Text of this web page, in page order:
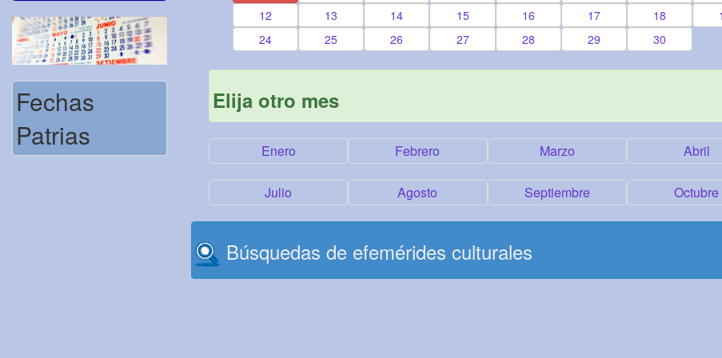
Fechas
Patrias
12
13 14 15 16 17 18
24
25 26 27 28 29 30
Elija otro mes
Enero Febrero Marzo Abril
Julio Agosto Septiembre Octubre
Búsquedas de efemérides culturales